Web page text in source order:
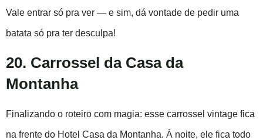
Vale entrar só pra ver — e sim, dá vontade de pedir uma
batata só pra ter desculpa!
20. Carrossel da Casa da
Montanha
Finalizando o roteiro com magia: esse carrossel vintage fica
na frente do Hotel Casa da Montanha. À noite, ele fica todo